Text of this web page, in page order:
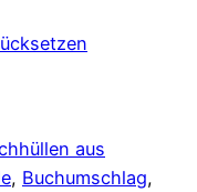
aus
, Buchumschlag,